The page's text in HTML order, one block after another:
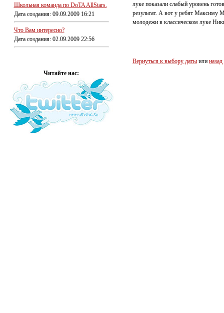
Школьная команда по DoTA AllStars.
Дата создания: 09.09.2009 16:21
Что Вам интересно?
Дата создания: 02.09.2009 22:56
Читайте нас:
луке показали слабый уровень
результат. А вот у ребят Максиму
молодежи в классическом луке
Вернуться к выбору даты или назад